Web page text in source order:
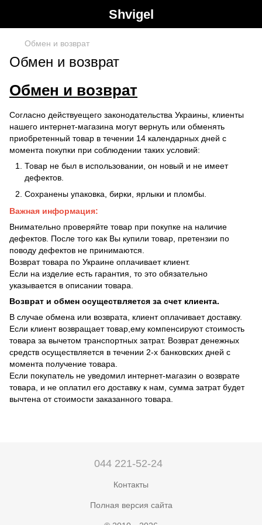
Shvigel
Обмен и возврат
Обмен и возврат
Обмен и возврат
Согласно действуещего законодательства Украины, клиенты
нашего интернет-магазина могут вернуть или обменять
приобретенный товар в течении 14 календарных дней с
момента покупки при соблюдении таких условий:
Товар не был в использовании, он новый и не имеет
дефектов.
Сохранены упаковка, бирки, ярлыки и пломбы.
Важная информация:
Внимательно проверяйте товар при покупке на наличие
дефектов. После того как Вы купили товар, претензии по
поводу дефектов не принимаются.
Возврат товара по Украине оплачивает клиент.
Если на изделие есть гарантия, то это обязательно
указывается в описании товара.
Возврат и обмен осуществляется за счет клиента.
В случае обмена или возврата, клиент оплачивает доставку.
Если клиент возвращает товар,ему компенсируют стоимость
товара за вычетом транспортных затрат. Возврат денежных
средств осуществляется в течении 2-х банковских дней с
момента получение товара.
Еcли покупатель не уведомил интернет-магазин о возврате
товара, и не оплатил его доставку к нам, сумма затрат будет
вычтена от стоимости заказанного товара.
044 221-52-24
Контакты
Полная версия сайта